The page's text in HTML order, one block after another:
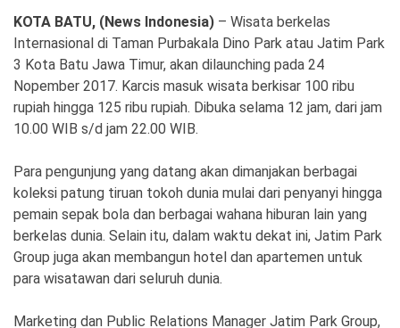
Teknologi
SosBud
Sosial Budaya
Wisata
Ekonomi Olahraga
Indeks Birokrasi
KOTA BATU, (News Indonesia) – Wisata berkelas
Internasional di Taman Purbakala Dino Park atau Jatim Park
3 Kota Batu Jawa Timur, akan dilaunching pada 24
Nopember 2017. Karcis masuk wisata berkisar 100 ribu
rupiah hingga 125 ribu rupiah. Dibuka selama 12 jam, dari jam
10.00 WIB s/d jam 22.00 WIB.
Para pengunjung yang datang akan dimanjakan berbagai
koleksi patung tiruan tokoh dunia mulai dari penyanyi hingga
pemain sepak bola dan berbagai wahana hiburan lain yang
berkelas dunia. Selain itu, dalam waktu dekat ini, Jatim Park
Group juga akan membangun hotel dan apartemen untuk
para wisatawan dari seluruh dunia.
Marketing dan Public Relations Manager Jatim Park Group,